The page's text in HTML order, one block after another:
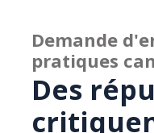
Demande
pratiques
Des